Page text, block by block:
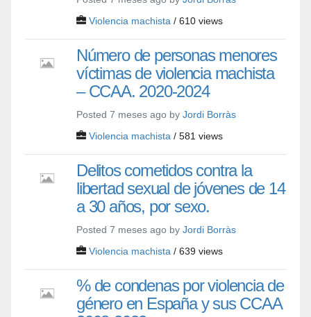
Violencia machista / 610 views
Número de personas menores
víctimas de violencia machista
– CCAA. 2020-2024
Posted 7 meses ago by Jordi Borràs
Violencia machista / 581 views
Delitos cometidos contra la
libertad sexual de jóvenes de 14
a 30 años, por sexo.
Posted 7 meses ago by Jordi Borràs
Violencia machista / 639 views
% de condenas por violencia de
género en España y sus CCAA